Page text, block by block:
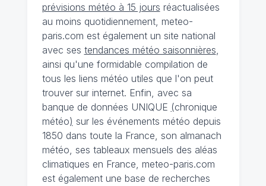
prévisions météo à 15 jours réactualisées
au moins quotidiennement, meteo-
paris.com est également un site national
avec ses tendances météo saisonnières,
ainsi qu'une formidable compilation de
tous les liens météo utiles que l'on peut
trouver sur internet. Enfin, avec sa
banque de données UNIQUE (chronique
météo) sur les événements météo depuis
1850 dans toute la France, son almanach
météo, ses tableaux mensuels des aléas
climatiques en France, meteo-paris.com
est également une base de recherches